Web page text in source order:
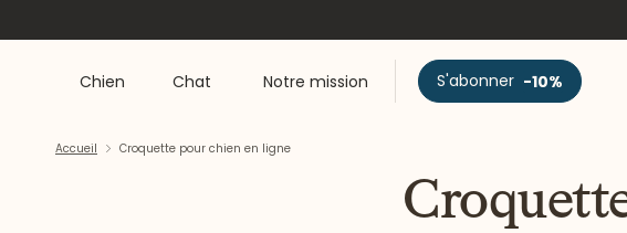
Chien Chat Notre mission S'abonner -10%
Accueil Croquette pour chien en ligne